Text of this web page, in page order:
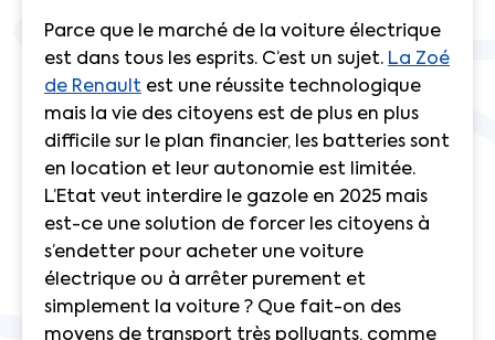
Parce que le marché de la voiture électrique
est dans tous les esprits. C’est un sujet. La Zoé
de Renault est une réussite technologique
mais la vie des citoyens est de plus en plus
difficile sur le plan financier, les batteries sont
en location et leur autonomie est limitée.
L’Etat veut interdire le gazole en 2025 mais
est-ce une solution de forcer les citoyens à
s’endetter pour acheter une voiture
électrique ou à arrêter purement et
simplement la voiture ? Que fait-on des
moyens de transport très polluants, comme